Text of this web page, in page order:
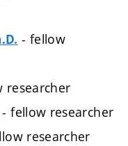
- fellow
researcher
- fellow researcher
researcher